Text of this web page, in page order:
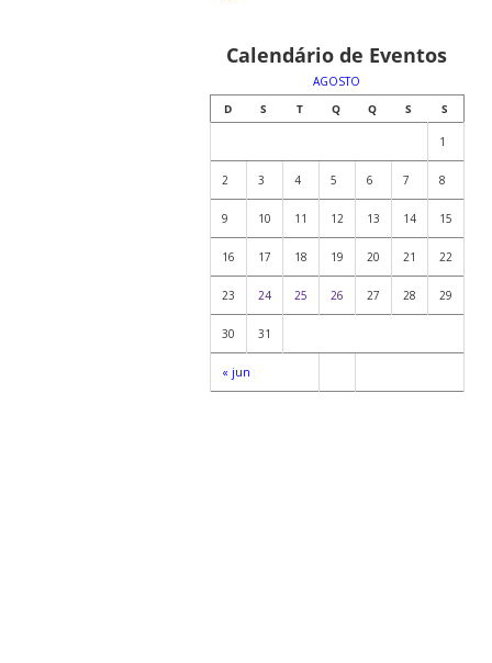
Calendário de Eventos
AGOSTO
D
S T Q Q S S
« jun
1
2 3 4 5 6 7 8
9 10 11 12 13 14 15
16 17 18 19 20 21 22
23 24 25 26 27 28 29
30 31